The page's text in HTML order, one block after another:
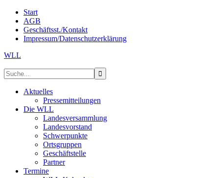
Start
AGB
Geschäftsst./Kontakt
Impressum/Datenschutzerklärung
WLL
Aktuelles
Pressemitteilungen
Die WLL
Landesversammlung
Landesvorstand
Schwerpunkte
Ortsgruppen
Geschäftstelle
Partner
Termine